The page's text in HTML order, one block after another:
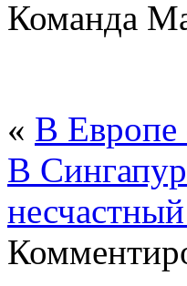
Команда
« В Европе
В